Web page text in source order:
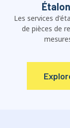
Les services
de pièces de